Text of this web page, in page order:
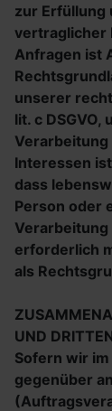
zur Erfüllung
vertraglicher
Anfragen ist
unserer
lit. c
Interessen ist
dass
Person oder
erforderlich
als
UND
Sofern wir
gegenüber